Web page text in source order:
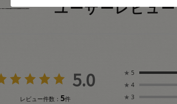
ユーザーレビュー
5.0
レビュー件数： 5件
★ 5
★ 4
★ 3